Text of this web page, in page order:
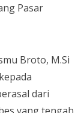
Pasar
Broto, M.Si
dari